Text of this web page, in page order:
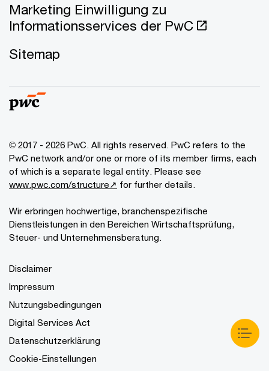
Marketing Einwilligung zu
Informationsservices der PwC
Sitemap
© 2017 - 2026 PwC. All rights reserved. PwC refers to the
PwC network and/or one or more of its member firms, each
of which is a separate legal entity. Please see
www.pwc.com/structure↗ for further details.
Wir erbringen hochwertige, branchenspezifische
Dienstleistungen in den Bereichen Wirtschaftsprüfung,
Steuer- und Unternehmensberatung.
Disclaimer
Impressum
Nutzungsbedingungen
Digital Services Act
Datenschutzerklärung
Cookie-Einstellungen